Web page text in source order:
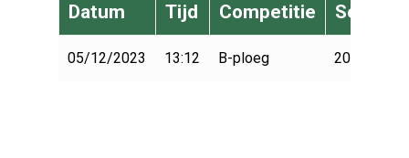
Datum Tijd Competitie Seizoen
05/12/2023 13:12 B-ploeg 2023-2024